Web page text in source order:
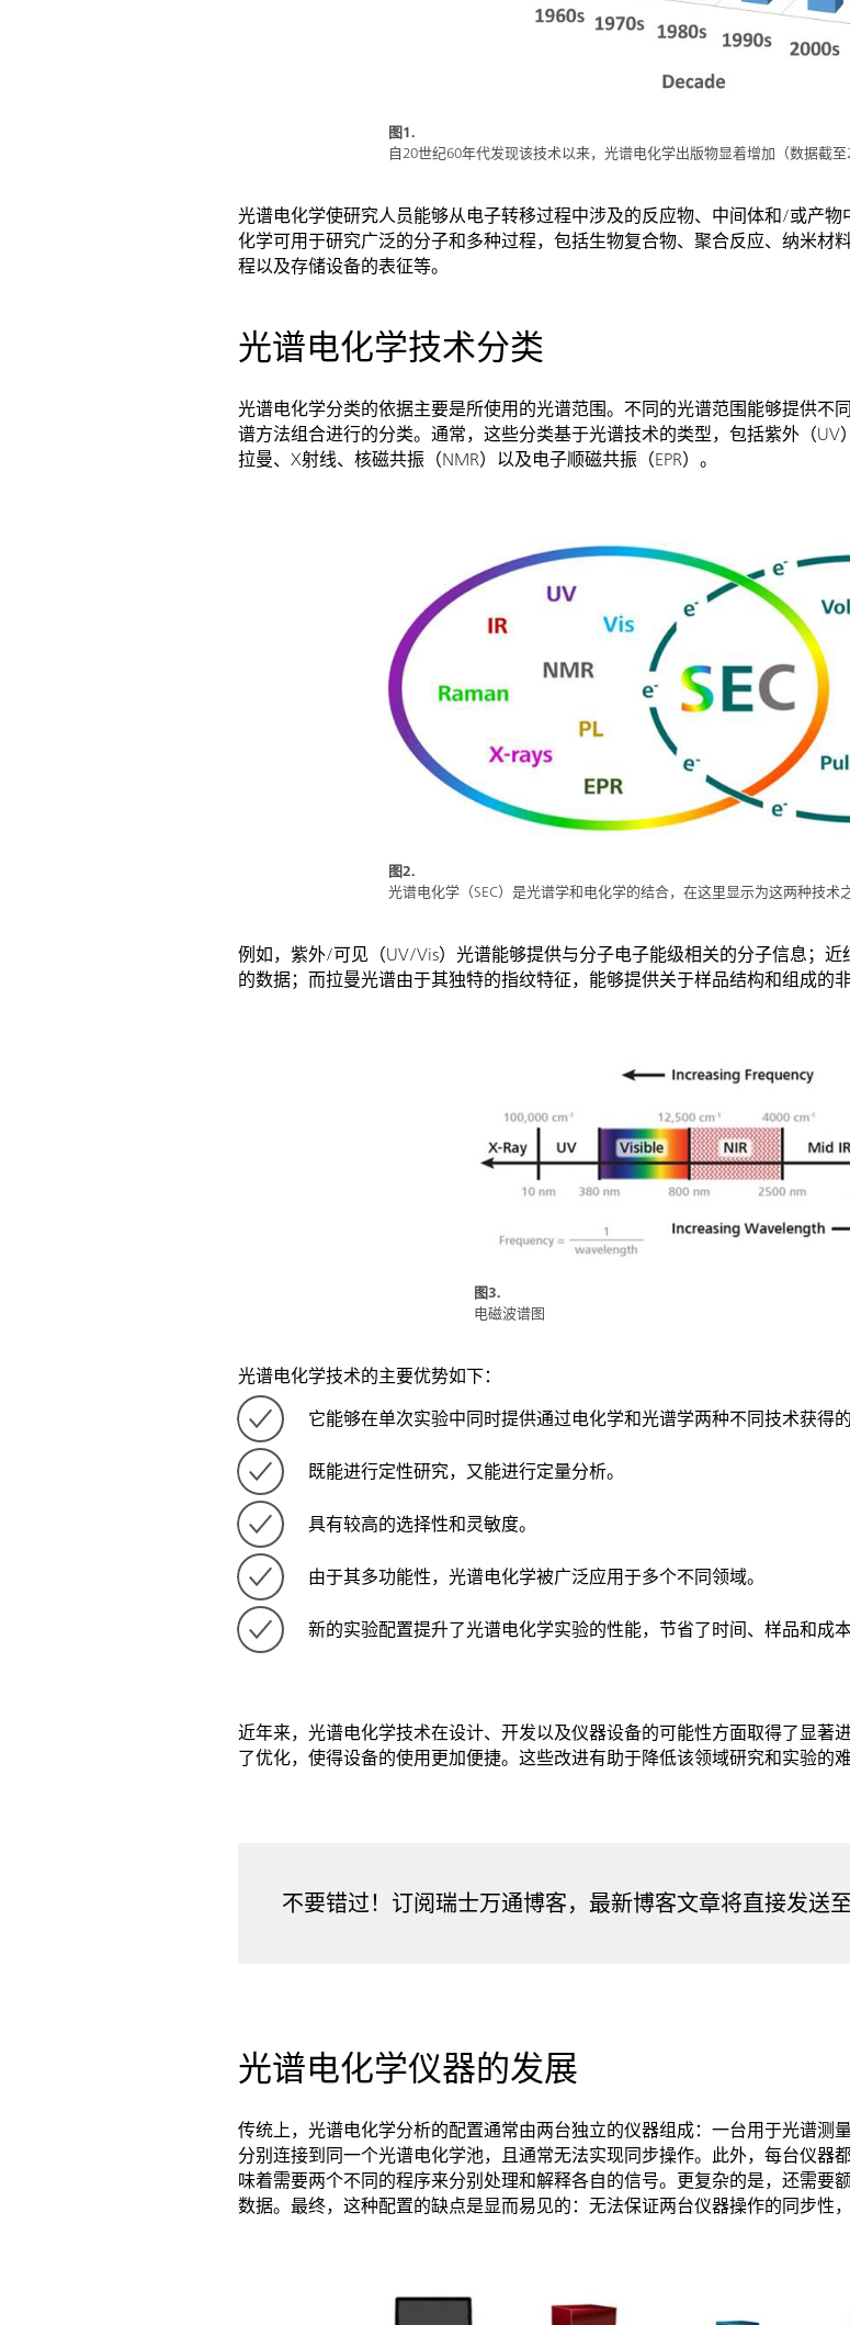
图1.
自20世纪60年代发现该技术以来，光谱电化学出版物显着增加（数据截至
光谱电化学使研究人员能够从电子转移过程中涉及的反应物、中间体和/或产
化学可用于研究广泛的分子和多种过程，包括生物复合物、聚合反应、纳米材
程以及存储设备的表征等。
光谱电化学技术分类
光谱电化学分类的依据主要是所使用的光谱范围。不同的光谱范围能够提供不
谱方法组合进行的分类。通常，这些分类基于光谱技术的类型，包括紫外（UV
拉曼、X射线、核磁共振（NMR）以及电子顺磁共振（EPR）。
图2.
光谱电化学（SEC）是光谱学和电化学的结合，在这里显示为这两种技术
例如，紫外/可见（UV/Vis）光谱能够提供与分子电子能级相关的分子信息；
的数据；而拉曼光谱由于其独特的指纹特征，能够提供关于样品结构和组成的
图3.
电磁波谱图
光谱电化学技术的主要优势如下：
它能够在单次实验中同时提供通过电化学和光谱学两种不同技术获得的
既能进行定性研究，又能进行定量分析。
具有较高的选择性和灵敏度。
由于其多功能性，光谱电化学被广泛应用于多个不同领域。
新的实验配置提升了光谱电化学实验的性能，节省了时间、样品和成本
近年来，光谱电化学技术在设计、开发以及仪器设备的可能性方面取得了显著
了优化，使得设备的使用更加便捷。这些改进有助于降低该领域研究和实验的
不要错过！订阅瑞士万通博客，最新博客文章将直接发送
光谱电化学仪器的发展
传统上，光谱电化学分析的配置通常由两台独立的仪器组成：一台用于光谱测
分别连接到同一个光谱电化学池，且通常无法实现同步操作。此外，每台仪器
味着需要两个不同的程序来分别处理和解释各自的信号。更复杂的是，还需要
数据。最终，这种配置的缺点是显而易见的：无法保证两台仪器操作的同步性